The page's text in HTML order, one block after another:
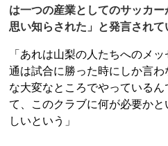
は一つの産業としてのサッカ
思い知らされた」と発言されて
「あれは山梨の人たちへのメ
通は試合に勝った時にしか言
な大変なところでやっているん
て、このクラブに何が必要か
しいという」